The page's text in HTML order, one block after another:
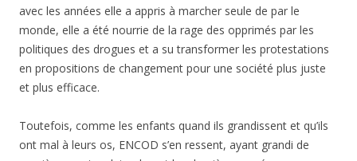
avec les années elle a appris à marcher seule de par le
monde, elle a été nourrie de la rage des opprimés par les
politiques des drogues et a su transformer les protestations
en propositions de changement pour une société plus juste
et plus efficace.
Toutefois, comme les enfants quand ils grandissent et qu’ils
ont mal à leurs os, ENCOD s’en ressent, ayant grandi de